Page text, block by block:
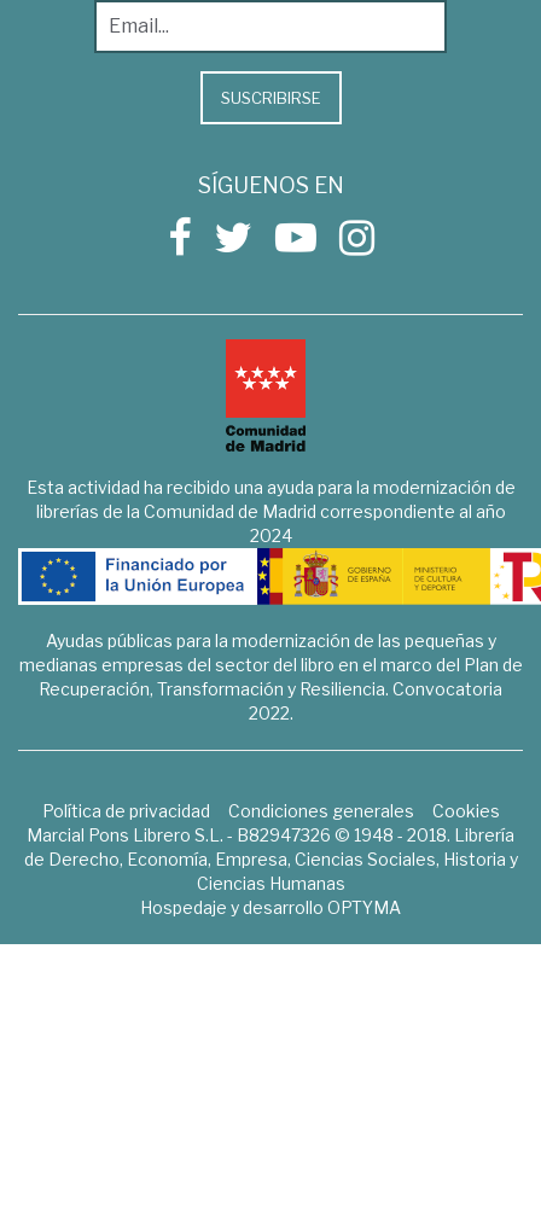
SUSCRIBIRSE
SÍGUENOS EN
Esta actividad ha recibido una ayuda para la modernización de
librerías de la Comunidad de Madrid correspondiente al año
2024
Ayudas públicas para la modernización de las pequeñas y
medianas empresas del sector del libro en el marco del Plan de
Recuperación, Transformación y Resiliencia. Convocatoria
2022.
Política de privacidad Condiciones generales
Cookies
Marcial Pons Librero S.L. - B82947326 © 1948 - 2018. Librería
de Derecho, Economía, Empresa, Ciencias Sociales, Historia y
Ciencias Humanas
Hospedaje y desarrollo OPTYMA